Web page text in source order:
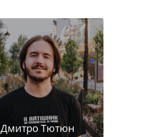
Дмитро Тютюн